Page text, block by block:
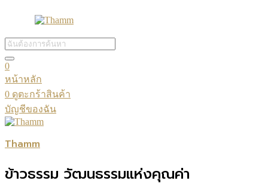
0
หน้าหลัก
0 ดูตะกร้าสินค้า
บัญชีของฉัน
Thamm
ข้าวธรรม วัฒนธรรมแห่งคุณค่า